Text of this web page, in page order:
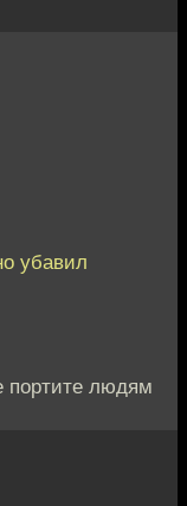
убавил
портите людям